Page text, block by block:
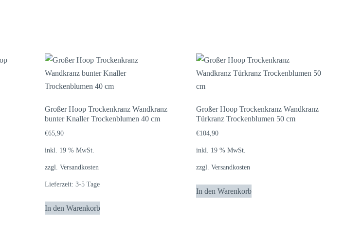
Großer Hoop Trockenkranz Wandkranz
bunter Knaller Trockenblumen 40 cm
€65,90
inkl. 19 % MwSt.
zzgl.Versandkosten
Lieferzeit:3-5 Tage
In den Warenkorb
Großer Hoop Trockenkranz Wandkranz
Türkranz Trockenblumen 50 cm
€104,90
inkl. 19 % MwSt.
zzgl. Versandkosten
In den Warenkorb